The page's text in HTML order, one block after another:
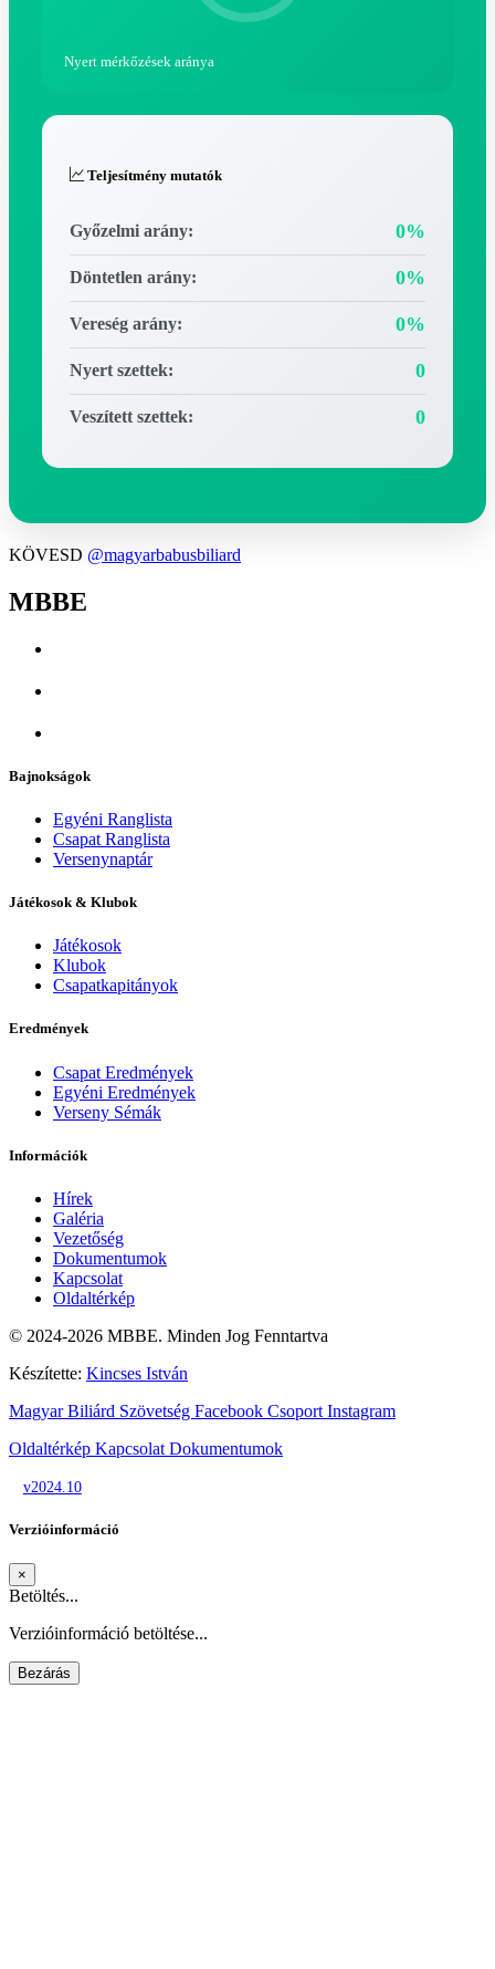
Nyert mérkőzések aránya
Teljesítmény mutatók
Győzelmi arány: 0%
Döntetlen arány: 0%
Vereség arány: 0%
Nyert szettek: 0
Veszített szettek: 0
KÖVESD @magyarbabusbiliard
MBBE
Bajnokságok
Egyéni Ranglista
Csapat Ranglista
Versenynaptár
Játékosok & Klubok
Játékosok
Klubok
Csapatkapitányok
Eredmények
Csapat Eredmények
Egyéni Eredmények
Verseny Sémák
Információk
Hírek
Galéria
Vezetőség
Dokumentumok
Kapcsolat
Oldaltérkép
© 2024-2026 MBBE. Minden Jog Fenntartva
Készítette: Kincses István
Magyar Biliárd Szövetség Facebook Csoport Instagram
Oldaltérkép Kapcsolat Dokumentumok
v2024.10
Verzióinformáció
×
Betöltés...
Verzióinformáció betöltése...
Bezárás